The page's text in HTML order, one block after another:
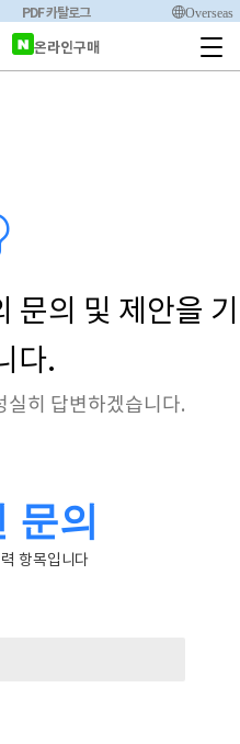
PDF 카탈로그 Overseas
온라인구매
문의 및 제안을 기
다.
실히 답변하겠습니다.
문의
항목입니다